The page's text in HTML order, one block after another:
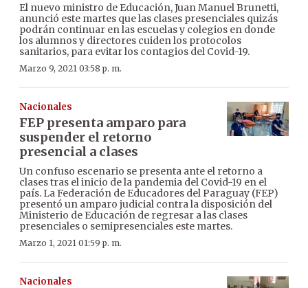
El nuevo ministro de Educación, Juan Manuel Brunetti,
anunció este martes que las clases presenciales quizás
podrán continuar en las escuelas y colegios en donde
los alumnos y directores cuiden los protocolos
sanitarios, para evitar los contagios del Covid-19.
Marzo 9, 2021 03:58 p. m.
Nacionales
FEP presenta amparo para
suspender el retorno
presencial a clases
Un confuso escenario se presenta ante el retorno a
clases tras el inicio de la pandemia del Covid-19 en el
país. La Federación de Educadores del Paraguay (FEP)
presentó un amparo judicial contra la disposición del
Ministerio de Educación de regresar a las clases
presenciales o semipresenciales este martes.
Marzo 1, 2021 01:59 p. m.
Nacionales